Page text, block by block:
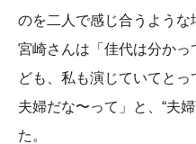
のを二人で感じ合うような
宮崎さんは「佳代は分か
ども、私も演じていてと
夫婦だな〜って」と、“夫
た。